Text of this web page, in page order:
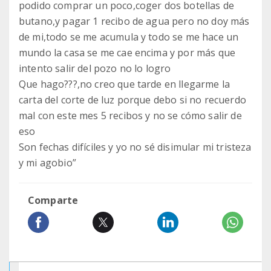
podido comprar un poco,coger dos botellas de
butano,y pagar 1 recibo de agua pero no doy más
de mi,todo se me acumula y todo se me hace un
mundo la casa se me cae encima y por más que
intento salir del pozo no lo logro
Que hago???,no creo que tarde en llegarme la
carta del corte de luz porque debo si no recuerdo
mal con este mes 5 recibos y no se cómo salir de
eso
Son fechas difíciles y yo no sé disimular mi tristeza
y mi agobio”
Comparte